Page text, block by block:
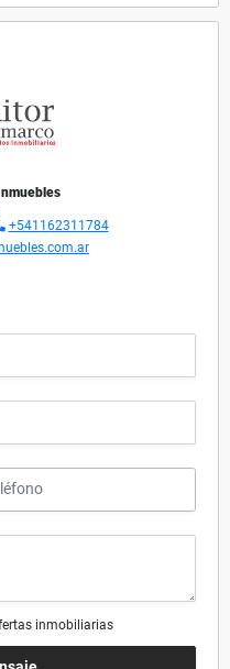
+541162311784
inmobiliarias